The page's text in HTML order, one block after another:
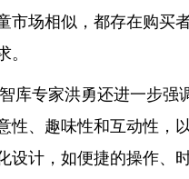
市场相似，都存在购买
库专家洪勇还进一步强
性、趣味性和互动性，
设计，如便捷的操作、